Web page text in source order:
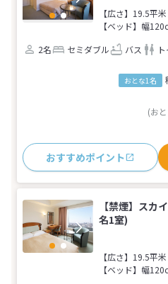
【広さ】19.5平米
【ベッド】幅
2名
セミダブル バス
おとな1名
(お
おすすめポイント
【禁煙】スカ
名1室)
【広さ】19.5平米
【ベッド】幅